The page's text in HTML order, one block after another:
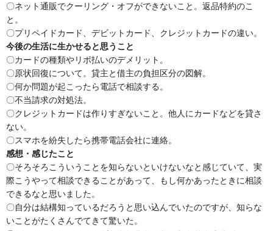
〇ネット通販でクーリング・オフができないこと。返品特約のこ
と。
〇プリペイドカード、デビットカード、クレジットカードの違い。
今後の生活に生かせると思うこと
〇カードの種類やリボ払いのデメリット。
〇原状回復について。貸主と借主の負担区分の図解。
〇何か問題が起こったら電話で相談する。
〇不当請求の対処法。
〇クレジットカードは作りすぎないこと。他人にカードなどを貸さ
ない。
〇スマホを紛失したら携帯電話会社に連絡。
感想・感じたこと
〇そろそろこういうことを知らないといけないなと感じていて、実
際こうやって相談できることがあって、もし何かあったときに相談
できるなと思いました。
〇自分は結構知っているだろうと思い込んでいたのですが、知らな
いことがたくさんでてきて驚いた。